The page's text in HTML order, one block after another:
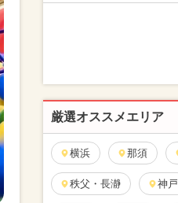
厳選オススメエリア
横浜 那須
秩父・長瀞 神戸